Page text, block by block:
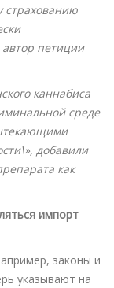
страхованию
петиции
каннабиса
среде
добавили
как
импорт
законы и
указывают на